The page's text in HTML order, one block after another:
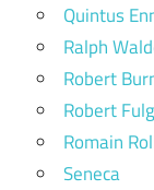
Quintus
Ralph
Robert
Robert
Romain
Seneca